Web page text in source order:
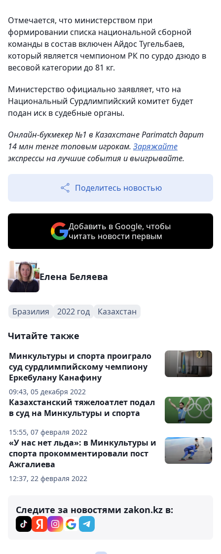
Отмечается, что министерством при
формировании списка национальной сборной
команды в состав включен Айдос Тугельбаев,
который является чемпионом РК по сурдо дзюдо в
весовой категории до 81 кг.
Министерство официально заявляет, что на
Национальный Сурдлимпийский комитет будет
подан иск в судебные органы.
Онлайн-букмекер №1 в Казахстане Parimatch дарит
14 млн тенге топовым игрокам. Заряжайте
экспрессы на лучшие события и выигрывайте.
Поделитесь новостью
Добавить в Google, чтобы
читать новости первым
Елена Беляева
Бразилия 2022 год Казахстан
Читайте также
09:43, 05 декабря 2022
Минкультуры и спорта проиграло
суд сурдлимпийскому чемпиону
Еркебулану Канафину
15:55, 07 февраля 2022
Казахстанский тяжелоатлет подал
в суд на Минкультуры и спорта
12:37, 22 февраля 2022
«У нас нет льда»: в Минкультуры и
спорта прокомментировали пост
Ажгалиева
Следите за новостями zakon.kz в: